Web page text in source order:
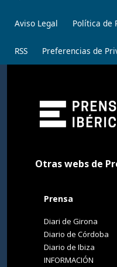
Aviso Legal Política de
RSS Preferencias de
Otras webs de
Prensa
Diari de Girona
Diario de Córdoba
Diario de Ibiza
INFORMACIÓN